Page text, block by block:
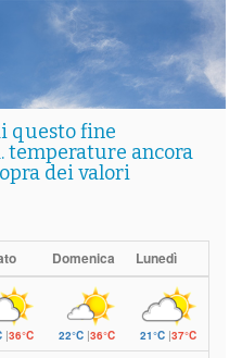
questo fine
temperature ancora
dei valori
Domenica Lunedì
|36°C 22°C|36°C 21°C |37°C